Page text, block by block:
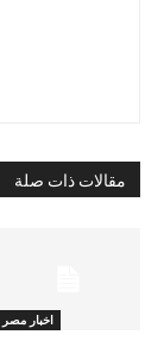
مقالات ذات صلة
اخبار مصر